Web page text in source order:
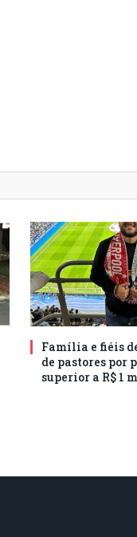
Família e fiéis
de pastores por
superior a R$ 1